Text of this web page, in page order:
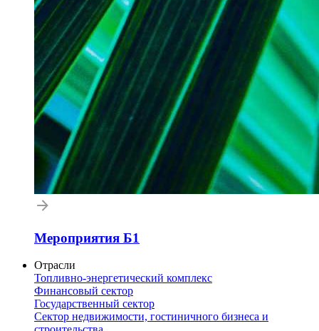
Мероприятия Б1
Отрасли
Топливно-энергетический комплекс
Финансовый сектор
Государственный сектор
Сектор недвижимости, гостиничного бизнеса и